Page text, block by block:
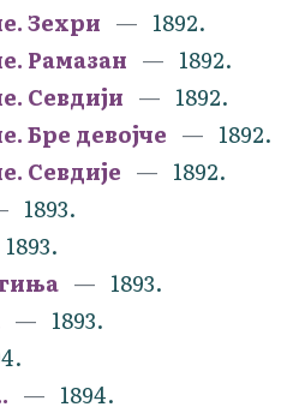
Зехри
1892.
Рамазан
1892.
Севдији
1892.
Бре девојче
1892.
Севдије
1892.
1893.
1893.
1893.
1893.
1894.